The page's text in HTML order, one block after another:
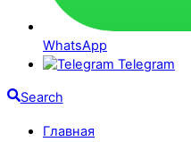
WhatsApp
Telegram
Search
Главная